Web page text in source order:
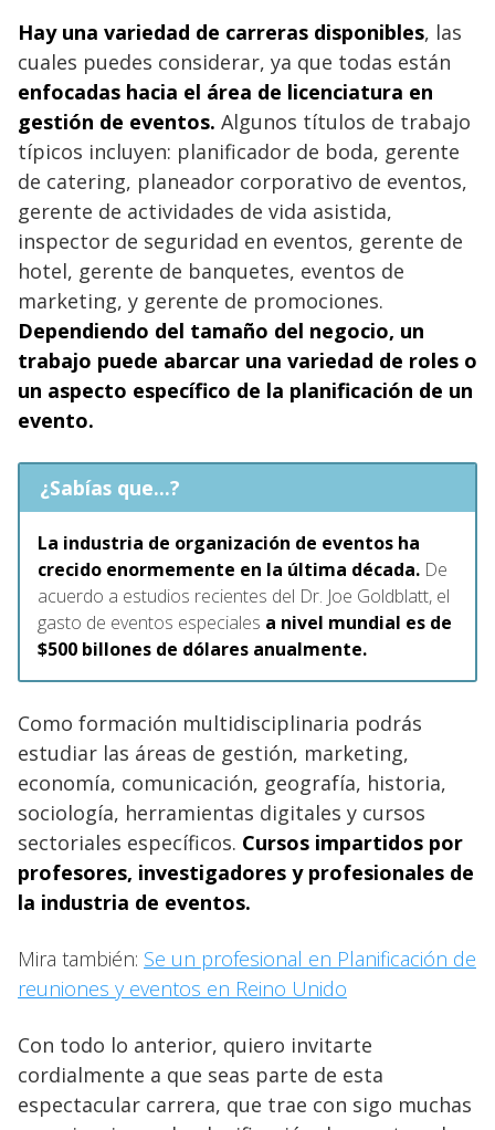
Hay una variedad de carreras disponibles, las
cuales puedes considerar, ya que todas están
enfocadas hacia el área de licenciatura en
gestión de eventos. Algunos títulos de trabajo
típicos incluyen: planificador de boda, gerente
de catering, planeador corporativo de eventos,
gerente de actividades de vida asistida,
inspector de seguridad en eventos, gerente de
hotel, gerente de banquetes, eventos de
marketing, y gerente de promociones.
Dependiendo del tamaño del negocio, un
trabajo puede abarcar una variedad de roles o
un aspecto específico de la planificación de un
evento.
¿Sabías que...?
La industria de organización de eventos ha
crecido enormemente en la última década. De
acuerdo a estudios recientes del Dr. Joe Goldblatt, el
gasto de eventos especiales a nivel mundial es de
$500 billones de dólares anualmente.
Como formación multidisciplinaria podrás
estudiar las áreas de gestión, marketing,
economía, comunicación, geografía, historia,
sociología, herramientas digitales y cursos
sectoriales específicos. Cursos impartidos por
profesores, investigadores y profesionales de
la industria de eventos.
Mira también: Se un profesional en Planificación de
reuniones y eventos en Reino Unido
Con todo lo anterior, quiero invitarte
cordialmente a que seas parte de esta
espectacular carrera, que trae con sigo muchas